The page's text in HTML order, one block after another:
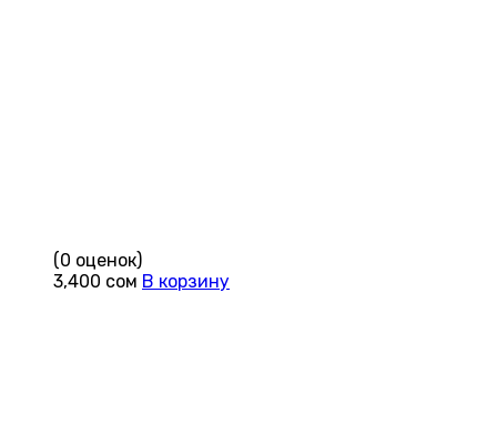
(0 оценок)
3,400 сом В корзину